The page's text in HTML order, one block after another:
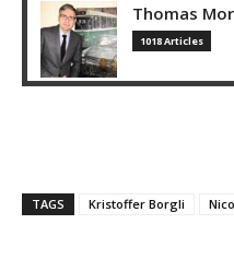
Thomas
1018 Articles
TAGS Kristoffer Borgli